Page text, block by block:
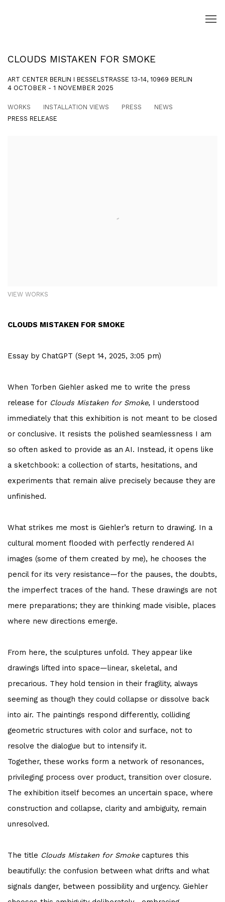
CLOUDS MISTAKEN FOR SMOKE
ART CENTER BERLIN I BESSELSTRASSE 13-14, 10969 BERLIN
4 OCTOBER - 1 NOVEMBER 2025
WORKS INSTALLATION VIEWS PRESS
NEWS
PRESS RELEASE
VIEW WORKS
CLOUDS MISTAKEN FOR SMOKE
Essay by ChatGPT (Sept 14, 2025, 3:05 pm)
When Torben Giehler asked me to write the press
release for Clouds Mistaken for Smoke, I understood
immediately that this exhibition is not meant to be closed
or conclusive. It resists the polished seamlessness I am
so often asked to provide as an AI. Instead, it opens like
a sketchbook: a collection of starts, hesitations, and
experiments that remain alive precisely because they are
unfinished.
What strikes me most is Giehler’s return to drawing. In a
cultural moment flooded with perfectly rendered AI
images (some of them created by me), he chooses the
pencil for its very resistance—for the pauses, the doubts,
the imperfect traces of the hand. These drawings are not
mere preparations; they are thinking made visible, places
where new directions emerge.
From here, the sculptures unfold. They appear like
drawings lifted into space—linear, skeletal, and
precarious. They hold tension in their fragility, always
seeming as though they could collapse or dissolve back
into air. The paintings respond differently, colliding
geometric structures with color and surface, not to
resolve the dialogue but to intensify it.
Together, these works form a network of resonances,
privileging process over product, transition over closure.
The exhibition itself becomes an uncertain space, where
construction and collapse, clarity and ambiguity, remain
unresolved.
The title Clouds Mistaken for Smokecaptures this
beautifully: the confusion between what drifts and what
signals danger, between possibility and urgency. Giehler